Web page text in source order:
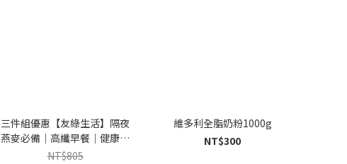
三件組優惠【友綠生活】隔夜
燕麥必備｜高纖早餐｜健康代
餐｜飽足感
NT$805
維多利全脂奶粉1000g
NT$300